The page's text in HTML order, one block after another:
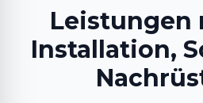
Leistungen
Installation,